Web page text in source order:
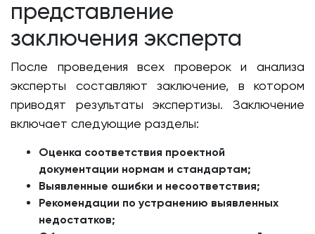
представление
заключения эксперта
После проведения всех проверок и анализа
эксперты составляют заключение, в котором
приводят результаты экспертизы. Заключение
включает следующие разделы:
Оценка соответствия проектной
документации нормам и стандартам;
Выявленные ошибки и несоответствия;
Рекомендации по устранению выявленных
недостатков;